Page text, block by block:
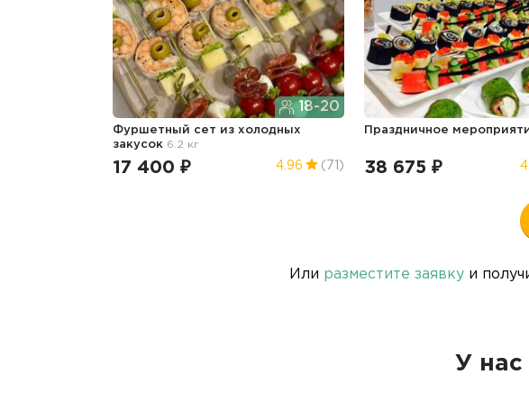
18-20
Фуршетный сет из холодных
закусок 6.2 кг
17 400 ₽ 4.96 (71)
Праздничное
38 675 ₽
Или разместите заявку и
У нас